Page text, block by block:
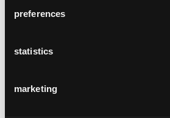
preferences
statistics
marketing
europe